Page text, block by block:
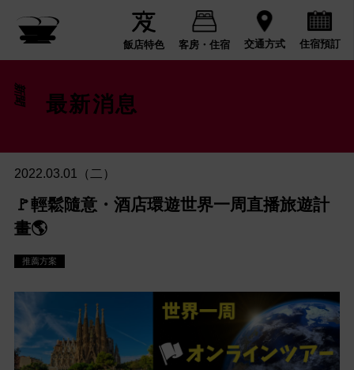
飯店特色 客房・住宿 交通方式 住宿預訂
新聞 最新消息
2022.03.01（二）
🚩輕鬆隨意・酒店環遊世界一周直播旅遊計
畫🌎
推薦方案